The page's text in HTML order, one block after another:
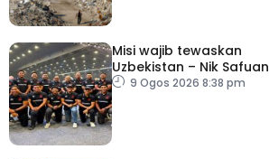
Misi wajib tewaskan
Uzbekistan – Nik Safuan
9 Ogos 2026 8:38 pm